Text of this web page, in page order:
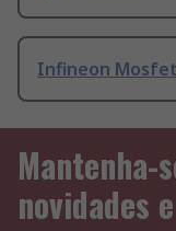
Infineon Mosfet
Mantenha-
novidades